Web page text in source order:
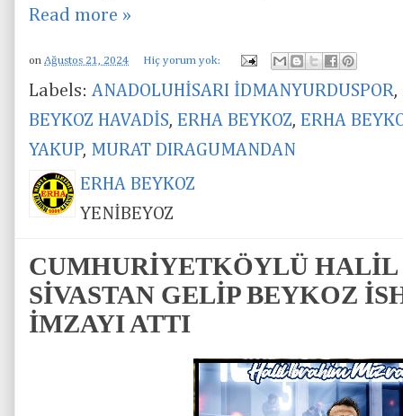
Read more »
on Ağustos 21, 2024 Hiç yorum yok:
Labels: ANADOLUHİSARI İDMANYURDUSPOR,
BEYKOZ HAVADİS, ERHA BEYKOZ, ERHA
YAKUP, MURAT DIRAGUMANDAN
ERHA BEYKOZ
YENİBEYOZ
CUMHURİYETKÖYLÜ
SİVASTAN GELİP BEYKOZ
İMZAYI ATTI